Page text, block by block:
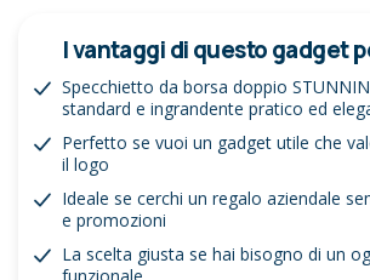
I vantaggi di questo gadget
Specchietto da borsa doppio
standard e ingrandente pratico ed
Perfetto se vuoi un gadget utile che
il logo
Ideale se cerchi un regalo aziendale
e promozioni
La scelta giusta se hai bisogno di un
funzionale